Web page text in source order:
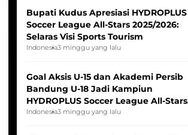
Bupati Kudus Apresiasi HYDROPLUS
Soccer League All-Stars 2025/2026:
Selaras Visi Sports Tourism
Indonesia3 minggu yang lalu
Goal Aksis U-15 dan Akademi Persib
Bandung U-18 Jadi Kampiun
HYDROPLUS Soccer League All-Stars
2025/2026
Indonesia3 minggu yang lalu